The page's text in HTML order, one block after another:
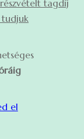
tagdíj
el